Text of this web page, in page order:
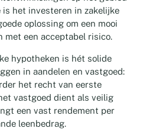
het investeren in zakelijke
oplossing om een mooi
met een acceptabel risico.
hypotheken is hét solide
in aandelen en vastgoed:
het recht van eerste
vastgoed dient als veilig
een vast rendement per
leenbedrag.